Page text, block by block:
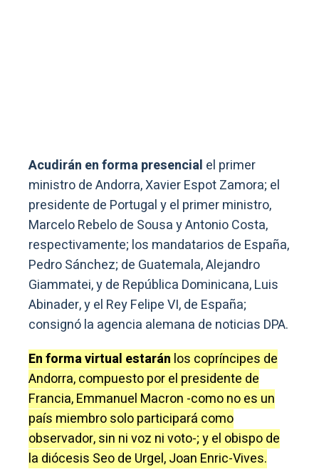
Acudirán en forma presencial el primer
ministro de Andorra, Xavier Espot Zamora; el
presidente de Portugal y el primer ministro,
Marcelo Rebelo de Sousa y Antonio Costa,
respectivamente; los mandatarios de España,
Pedro Sánchez; de Guatemala, Alejandro
Giammatei, y de República Dominicana, Luis
Abinader, y el Rey Felipe VI, de España;
consignó la agencia alemana de noticias DPA.
En forma virtual estarán los copríncipes de
Andorra, compuesto por el presidente de
Francia, Emmanuel Macron -como no es un
país miembro solo participará como
observador, sin ni voz ni voto-; y el obispo de
la diócesis Seo de Urgel, Joan Enric-Vives.